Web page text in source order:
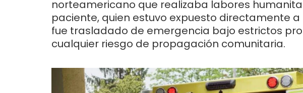
norteamericano que realizaba labores
paciente, quien estuvo expuesto directamente
fue trasladado de emergencia bajo estrictos
cualquier riesgo de propagación comunitaria.